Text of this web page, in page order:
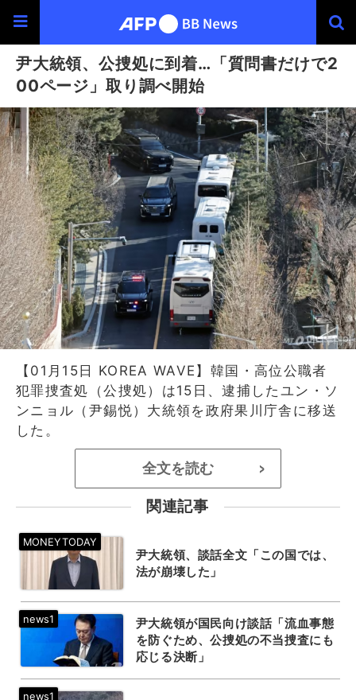
尹大統領、公捜処に到着…「質問書だけで2
00ページ」取り調べ開始
【01月15日 KOREA WAVE】韓国・高位公職者
犯罪捜査処（公捜処）は15日、逮捕したユン・ソ
ンニョル（尹錫悦）大統領を政府果川庁舎に移送
した。
全文を読む >
関連記事
尹大統領、談話全文「この国では、
法が崩壊した」
尹大統領が国民向け談話「流血事態
を防ぐため、公捜処の不当捜査にも
応じる決断」